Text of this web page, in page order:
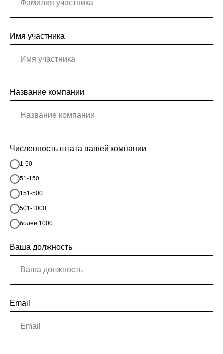
Имя участника
Название компании
Численность штата вашей компании
1-50
51-150
151-500
501-1000
более 1000
Ваша должность
Email